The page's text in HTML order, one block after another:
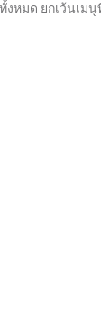
หมด ยกเว้นเมนู